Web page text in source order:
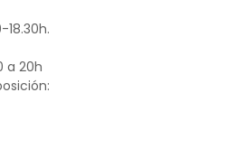
18.30h.
a 20h